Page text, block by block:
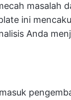
masalah
ini
Anda